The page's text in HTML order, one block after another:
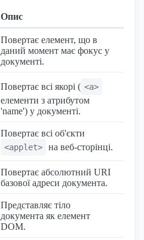
Опис
Повертає елемент, що в
даний момент має фокус у
документі.
Повертає всі якорі ( <a>
елементи з атрибутом
'name') у документі.
Повертає всі об'єкти
<applet> на веб-сторінці.
Повертає абсолютний URI
базової адреси документа.
Представляє тіло
документа як елемент
DOM.